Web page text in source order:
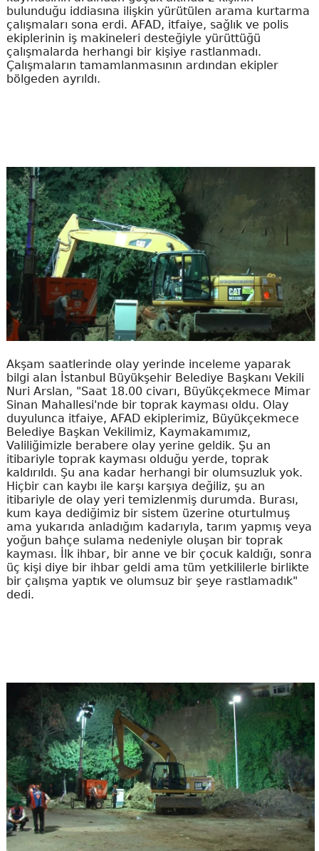
bulunduğu iddiasına ilişkin yürütülen arama kurtarma
çalışmaları sona erdi. AFAD, itfaiye, sağlık ve polis
ekiplerinin iş makineleri desteğiyle yürüttüğü
çalışmalarda herhangi bir kişiye rastlanmadı.
Çalışmaların tamamlanmasının ardından ekipler
bölgeden ayrıldı.
Akşam saatlerinde olay yerinde inceleme yaparak
bilgi alan İstanbul Büyükşehir Belediye Başkanı Vekili
Nuri Arslan, "Saat 18.00 civarı, Büyükçekmece Mimar
Sinan Mahallesi'nde bir toprak kayması oldu. Olay
duyulunca itfaiye, AFAD ekiplerimiz, Büyükçekmece
Belediye Başkan Vekilimiz, Kaymakamımız,
Valiliğimizle berabere olay yerine geldik. Şu an
itibariyle toprak kayması olduğu yerde, toprak
kaldırıldı. Şu ana kadar herhangi bir olumsuzluk yok.
Hiçbir can kaybı ile karşı karşıya değiliz, şu an
itibariyle de olay yeri temizlenmiş durumda. Burası,
kum kaya dediğimiz bir sistem üzerine oturtulmuş
ama yukarıda anladığım kadarıyla, tarım yapmış veya
yoğun bahçe sulama nedeniyle oluşan bir toprak
kayması. İlk ihbar, bir anne ve bir çocuk kaldığı, sonra
üç kişi diye bir ihbar geldi ama tüm yetkililerle birlikte
bir çalışma yaptık ve olumsuz bir şeye rastlamadık"
dedi.